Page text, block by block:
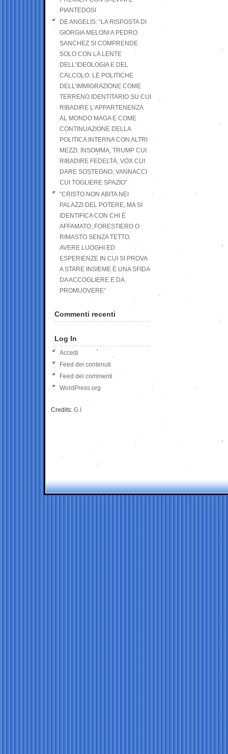
PIANTEDOSI
DE ANGELIS: “LA RISPOSTA DI
GIORGIA MELONI A PEDRO
SANCHEZ SI COMPRENDE
SOLO CON LA LENTE
DELL’IDEOLOGIA E DEL
CALCOLO: LE POLITICHE
DELL’IMMIGRAZIONE COME
TERRENO IDENTITARIO SU CUI
RIBADIRE L’APPARTENENZA
AL MONDO MAGA E COME
CONTINUAZIONE DELLA
POLITICA INTERNA CON ALTRI
MEZZI. INSOMMA, TRUMP CUI
RIBADIRE FEDELTÀ, VOX CUI
DARE SOSTEGNO, VANNACCI
CUI TOGLIERE SPAZIO”
“CRISTO NON ABITA NEI
PALAZZI DEL POTERE, MA SI
IDENTIFICA CON CHI È
AFFAMATO, FORESTIERO O
RIMASTO SENZA TETTO.
AVERE LUOGHI ED
ESPERIENZE IN CUI SI PROVA
A STARE INSIEME È UNA SFIDA
DA ACCOGLIERE E DA
PROMUOVERE”
Commenti recenti
Log In
Accedi
Feed dei contenuti
Feed dei commenti
WordPress.org
Credits: G.I